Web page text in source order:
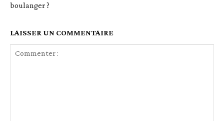
boulanger ?
LAISSER UN COMMENTAIRE